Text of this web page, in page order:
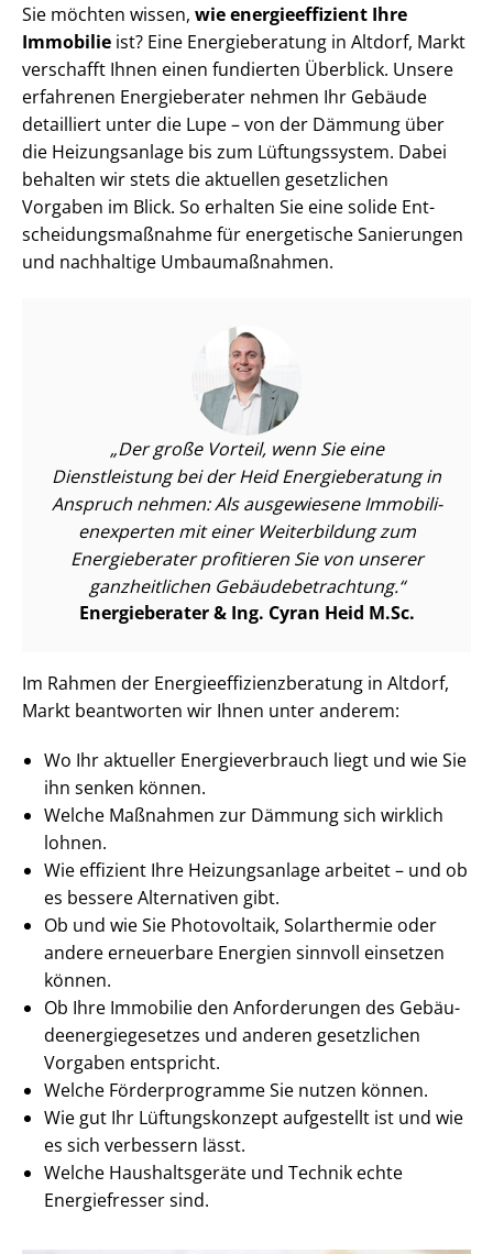
Sie möchten wissen, wie en­er­gie­ef­fi­zi­ent Ihre
Immobilie ist? Eine Energieberatung in Altdorf, Markt
verschafft Ihnen einen fundierten Überblick. Unsere
erfahrenen Energieberater nehmen Ihr Gebäude
detailliert unter die Lupe – von der Dämmung über
die Heizungsanlage bis zum Lüftungssystem. Dabei
behalten wir stets die aktuellen gesetzlichen
Vorgaben im Blick. So erhalten Sie eine solide Ent­
schei­dungs­maß­nah­me für energetische Sanierungen
und nachhaltige Umbaumaßnahmen.
Der große Vorteil, wenn Sie eine
Dienstleistung bei der Heid Energieberatung in
Anspruch nehmen: Als ausgewiesene Im­mo­bi­li­
en­ex­per­ten mit einer Weiterbildung zum
Energieberater profitieren Sie von unserer
ganzheitlichen Ge­bäu­de­be­trach­tung.
Energieberater & Ing. Cyran Heid M.Sc.
Im Rahmen der En­er­gie­ef­fi­zi­enz­be­ra­tung in Altdorf,
Markt beantworten wir Ihnen unter anderem:
Wo Ihr aktueller En­er­gie­ver­brauch liegt und wie Sie
ihn senken können.
Welche Maßnahmen zur Dämmung sich wirklich
lohnen.
Wie effizient Ihre Heizungsanlage arbeitet – und ob
es bessere Alternativen gibt.
Ob und wie Sie Photovoltaik, Solarthermie oder
andere erneuerbare Energien sinnvoll einsetzen
können.
Ob Ihre Immobilie den Anforderungen des Ge­bäu­
de­en­er­gie­ge­set­zes und anderen gesetzlichen
Vorgaben entspricht.
Welche Förderprogramme Sie nutzen können.
Wie gut Ihr Lüftungskonzept aufgestellt ist und wie
es sich verbessern lässt.
Welche Haushaltsgeräte und Technik echte
Energiefresser sind.